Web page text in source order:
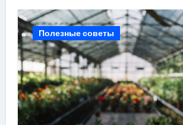
Полезные советы